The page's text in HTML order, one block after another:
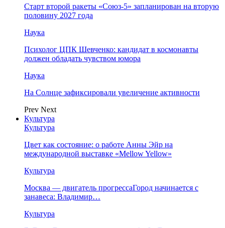
Старт второй ракеты «Союз-5» запланирован на вторую
половину 2027 года
Наука
Психолог ЦПК Шевченко: кандидат в космонавты
должен обладать чувством юмора
Наука
На Солнце зафиксировали увеличение активности
Prev Next
Культура
Культура
Цвет как состояние: о работе Анны Эйр на
международной выставке «Mellow Yellow»
Культура
Москва — двигатель прогрессаГород начинается с
занавеса: Владимир…
Культура